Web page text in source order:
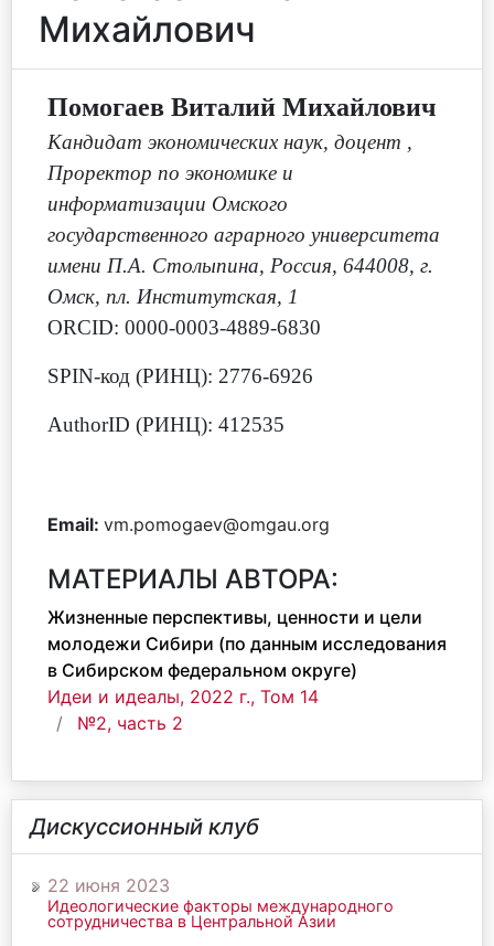
Михайлович
Помогаев Виталий Михайлович
Кандидат экономических наук, доцент ,
Проректор по экономике и
информатизации Омского
государственного аграрного университета
имени П.А. Столыпина, Россия, 644008, г.
Омск, пл. Институтская, 1
ORCID: 0000-0003-4889-6830
SPIN-код (РИНЦ): 2776-6926
AuthorID (РИНЦ): 412535
Email: vm.pomogaev@omgau.org
МАТЕРИАЛЫ АВТОРА:
Жизненные перспективы, ценности и цели
молодежи Сибири (по данным исследования
в Сибирском федеральном округе)
Идеи и идеалы, 2022 г., Том 14
№2, часть 2
Дискуссионный клуб
22 июня 2023
Идеологические факторы международного
сотрудничества в Центральной Азии